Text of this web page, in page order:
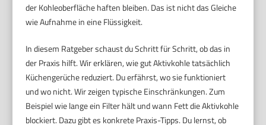
der Kohleoberfläche haften bleiben. Das ist nicht das Gleiche
wie Aufnahme in eine Flüssigkeit.
In diesem Ratgeber schaust du Schritt für Schritt, ob das in
der Praxis hilft. Wir erklären, wie gut Aktivkohle tatsächlich
Küchengerüche reduziert. Du erfährst, wo sie funktioniert
und wo nicht. Wir zeigen typische Einschränkungen. Zum
Beispiel wie lange ein Filter hält und wann Fett die Aktivkohle
blockiert. Dazu gibt es konkrete Praxis-Tipps. Du lernst, ob